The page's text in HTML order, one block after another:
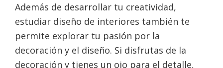
Además de desarrollar tu creatividad,
estudiar diseño de interiores también te
permite explorar tu pasión por la
decoración y el diseño. Si disfrutas de la
decoración y tienes un ojo para el detalle,